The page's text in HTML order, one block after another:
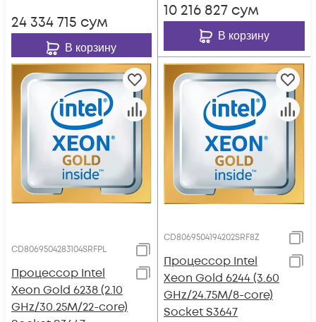
24 334 715 сум
В корзину
10 216 827 сум
В корзину
CD8069504283104SRFPL
Процессор Intel
Xeon Gold 6238 (2.10
GHz/30.25M/22-core)
CD8069504194202SRF8Z
Процессор Intel
Xeon Gold 6244 (3.60
GHz/24.75M/8-core)
Socket S3647